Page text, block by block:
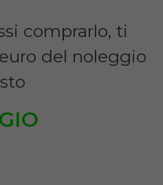
comprarlo, ti
del noleggio